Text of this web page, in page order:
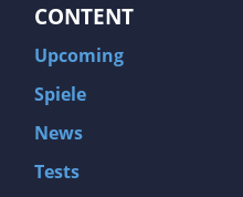
CONTENT
Upcoming
Spiele
News
Tests